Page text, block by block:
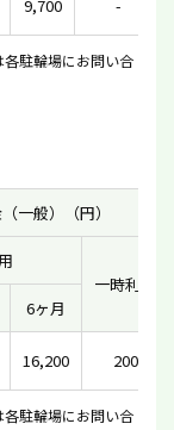
9,700 -
駐輪場にお問い合
一般）（円）
一時利用
6ヶ月
16,200 200
駐輪場にお問い合